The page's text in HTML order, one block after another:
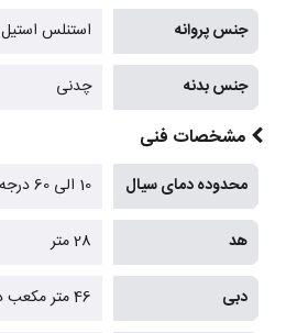
جنس پروانه استنلس استیل
جنس بدنه چدنی
مشخصات فنی
محدوده دمای سیال 10 الی 60 درجه سانتیگراد
هد 28 متر
دبی 46 متر مکعب در ساعت